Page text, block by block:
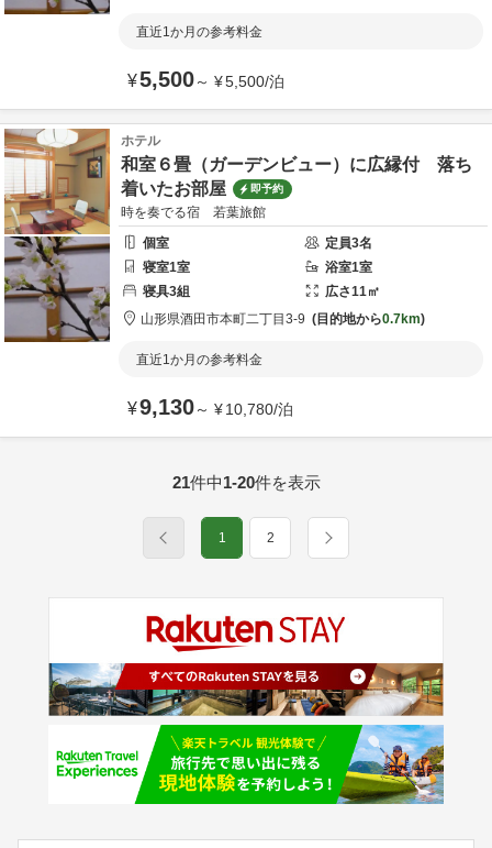
直近1か月の参考料金
¥5,500～ ¥5,500/泊
ホテル
和室６畳（ガーデンビュー）に広縁付 落ち
着いたお部屋
即予約
時を奏でる宿 若葉旅館
個室
定員3名
寝室1室 浴室1室
寝具3組 広さ11㎡
山形県酒田市本町二丁目3-9 目的地から0.7km
直近1か月の参考料金
¥9,130～ ¥10,780/泊
21件中1-20件を表示
1 2